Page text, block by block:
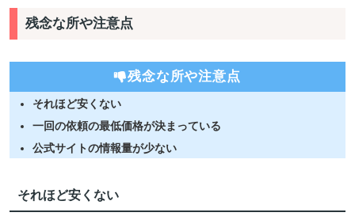
残念な所や注意点
残念な所や注意点
それほど安くない
一回の依頼の最低価格が決まっている
公式サイトの情報量が少ない
それほど安くない